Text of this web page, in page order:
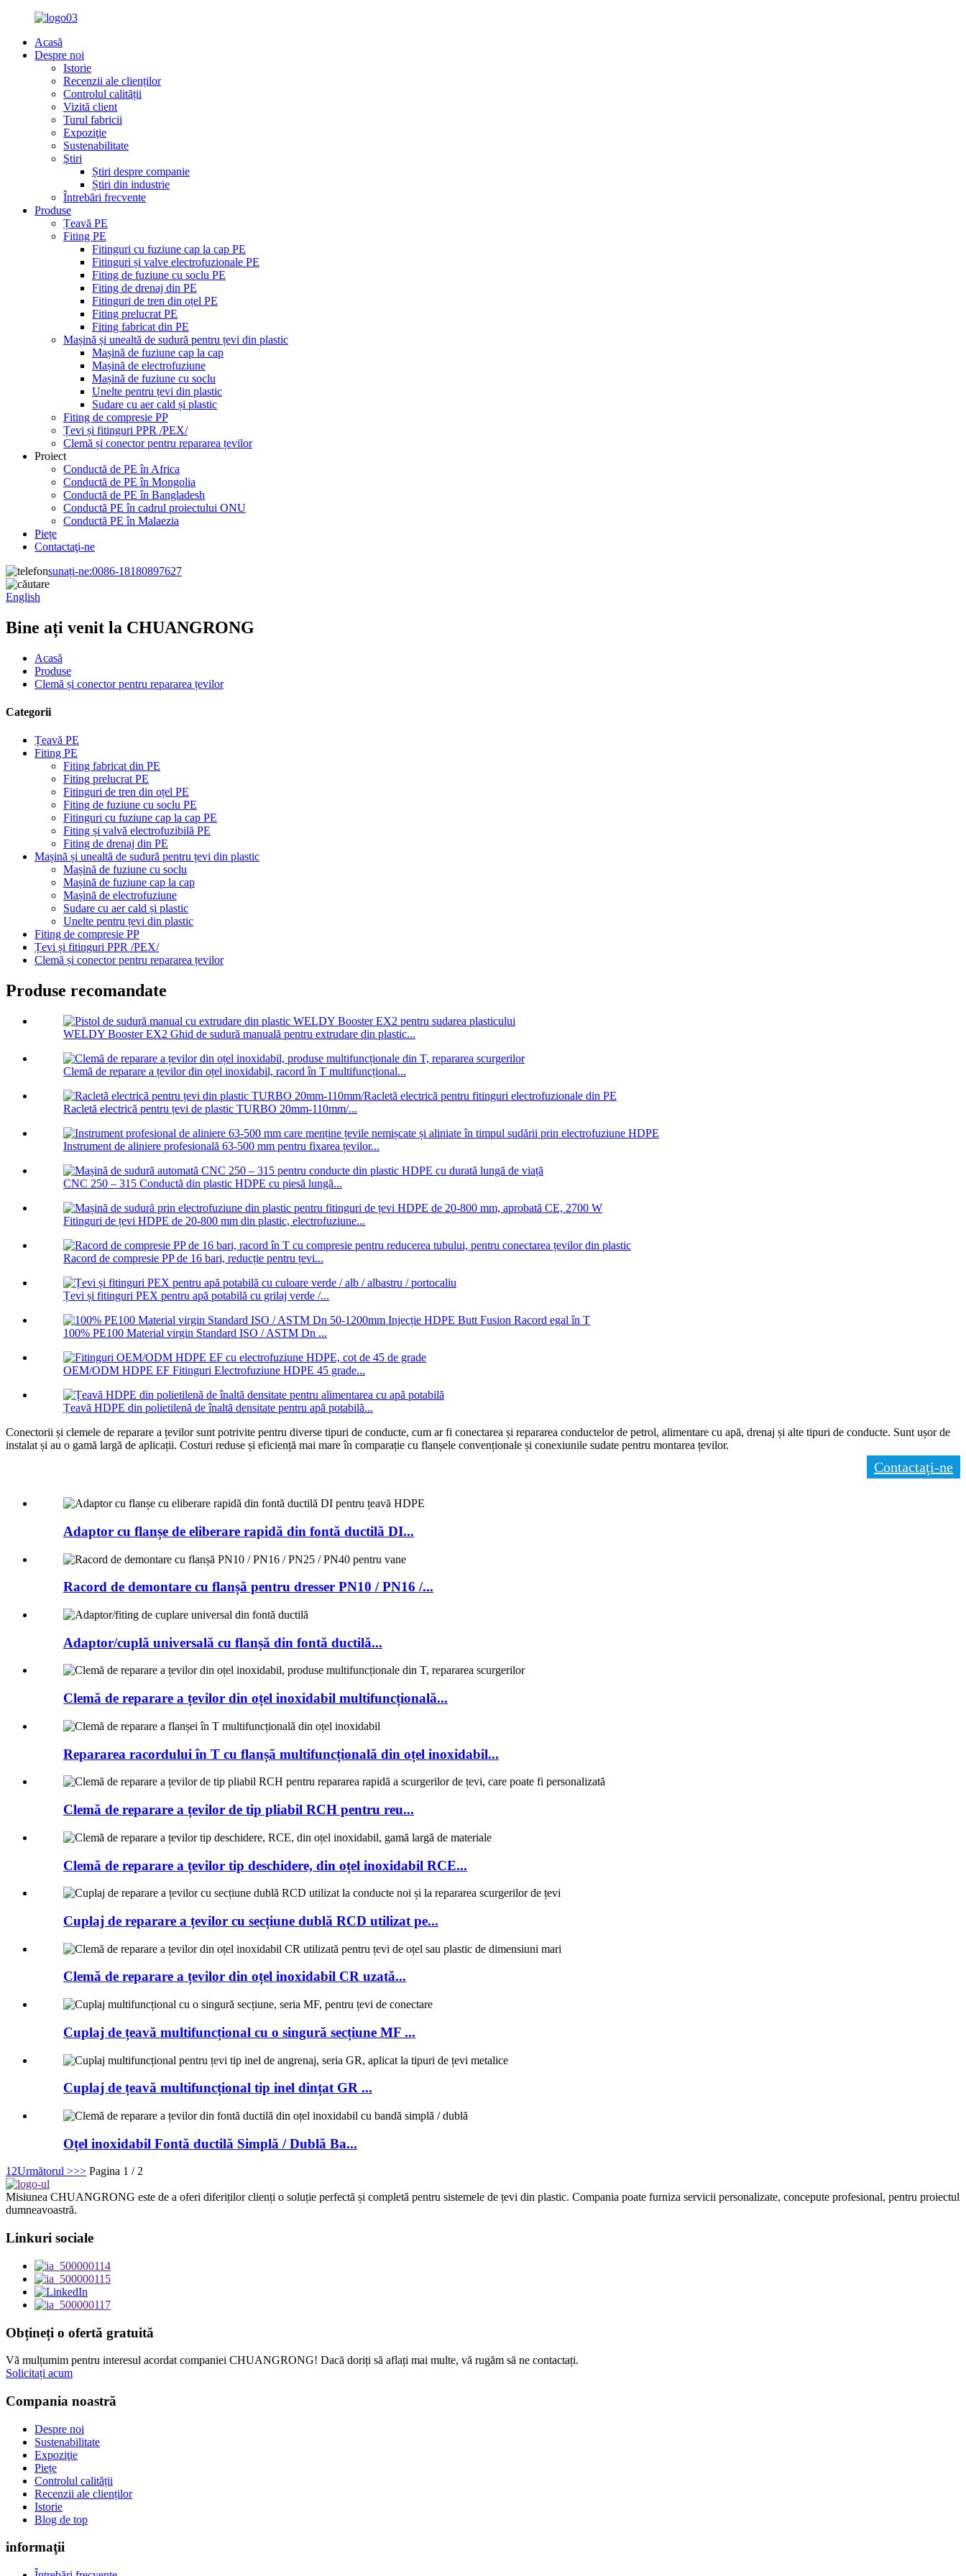
Acasă
Despre noi
Istorie
Recenzii ale clienților
Controlul calității
Vizită client
Turul fabricii
Expoziţie
Sustenabilitate
Ştiri
Știri despre companie
Știri din industrie
Întrebări frecvente
Produse
Țeavă PE
Fiting PE
Fitinguri cu fuziune cap la cap PE
Fitinguri și valve electrofuzionale PE
Fiting de fuziune cu soclu PE
Fiting de drenaj din PE
Fitinguri de tren din oțel PE
Fiting prelucrat PE
Fiting fabricat din PE
Mașină și unealtă de sudură pentru țevi din plastic
Mașină de fuziune cap la cap
Mașină de electrofuziune
Mașină de fuziune cu soclu
Unelte pentru țevi din plastic
Sudare cu aer cald și plastic
Fiting de compresie PP
Țevi și fitinguri PPR /PEX/
Clemă și conector pentru repararea țevilor
Proiect
Conductă de PE în Africa
Conductă de PE în Mongolia
Conductă de PE în Bangladesh
Conductă PE în cadrul proiectului ONU
Conductă PE în Malaezia
Piețe
Contactaţi-ne
sunați-ne:0086-18180897627
English
Bine ați venit la CHUANGRONG
Acasă
Produse
Clemă și conector pentru repararea țevilor
Categorii
Țeavă PE
Fiting PE
Fiting fabricat din PE
Fiting prelucrat PE
Fitinguri de tren din oțel PE
Fiting de fuziune cu soclu PE
Fitinguri cu fuziune cap la cap PE
Fiting și valvă electrofuzibilă PE
Fiting de drenaj din PE
Mașină și unealtă de sudură pentru țevi din plastic
Mașină de fuziune cu soclu
Mașină de fuziune cap la cap
Mașină de electrofuziune
Sudare cu aer cald și plastic
Unelte pentru țevi din plastic
Fiting de compresie PP
Țevi și fitinguri PPR /PEX/
Clemă și conector pentru repararea țevilor
Produse recomandate
WELDY Booster EX2 Ghid de sudură manuală pentru extrudare din plastic...
Clemă de reparare a țevilor din oțel inoxidabil, racord în T multifuncțional...
Racletă electrică pentru țevi de plastic TURBO 20mm-110mm/...
Instrument de aliniere profesională 63-500 mm pentru fixarea țevilor...
CNC 250 – 315 Conductă din plastic HDPE cu piesă lungă...
Fitinguri de țevi HDPE de 20-800 mm din plastic, electrofuziune...
Racord de compresie PP de 16 bari, reducție pentru țevi...
Țevi și fitinguri PEX pentru apă potabilă cu grilaj verde /...
100% PE100 Material virgin Standard ISO / ASTM Dn ...
OEM/ODM HDPE EF Fitinguri Electrofuziune HDPE 45 grade...
Țeavă HDPE din polietilenă de înaltă densitate pentru apă potabilă...
Conectorii și clemele de reparare a țevilor sunt potrivite pentru diverse tipuri de conducte, cum ar fi conectarea și repararea conductelor de petrol, alimentare cu apă, drenaj și alte tipuri de conducte. Sunt ușor de
instalat și au o gamă largă de aplicații. Costuri reduse și eficiență mai mare în comparație cu flanșele convenționale și conexiunile sudate pentru montarea țevilor.
Contactaţi-ne
Adaptor cu flanșe de eliberare rapidă din fontă ductilă DI...
Racord de demontare cu flanșă pentru dresser PN10 / PN16 /...
Adaptor/cuplă universală cu flanșă din fontă ductilă...
Clemă de reparare a țevilor din oțel inoxidabil multifuncțională...
Repararea racordului în T cu flanșă multifuncțională din oțel inoxidabil...
Clemă de reparare a țevilor de tip pliabil RCH pentru reu...
Clemă de reparare a țevilor tip deschidere, din oțel inoxidabil RCE...
Cuplaj de reparare a țevilor cu secțiune dublă RCD utilizat pe...
Clemă de reparare a țevilor din oțel inoxidabil CR uzată...
Cuplaj de țeavă multifuncțional cu o singură secțiune MF ...
Cuplaj de țeavă multifuncțional tip inel dințat GR ...
Oțel inoxidabil Fontă ductilă Simplă / Dublă Ba...
12Următorul >>> Pagina 1 / 2
Misiunea CHUANGRONG este de a oferi diferiților clienți o soluție perfectă și completă pentru sistemele de țevi din plastic. Compania poate furniza servicii personalizate, concepute profesional, pentru proiectul
dumneavoastră.
Linkuri sociale
Obțineți o ofertă gratuită
Vă mulțumim pentru interesul acordat companiei CHUANGRONG! Dacă doriți să aflați mai multe, vă rugăm să ne contactați.
Solicitați acum
Compania noastră
Despre noi
Sustenabilitate
Expoziţie
Piețe
Controlul calității
Recenzii ale clienților
Istorie
Blog de top
informaţii